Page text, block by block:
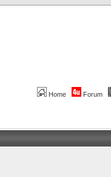
Home Forum